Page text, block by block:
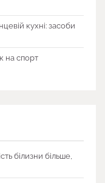
кухні: засоби
на спорт
білизни більше,